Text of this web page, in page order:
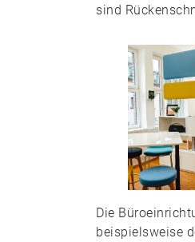
sind
Die
beispielsweise